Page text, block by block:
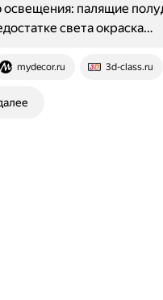
mydecor.ru 3d-class.ru
палящие
света окраска…